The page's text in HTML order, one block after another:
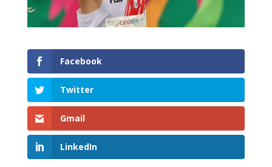
Facebook
Twitter
Gmail
LinkedIn